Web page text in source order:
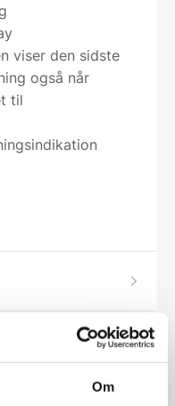
Om
viser den sidste
også når
til
hvorfor